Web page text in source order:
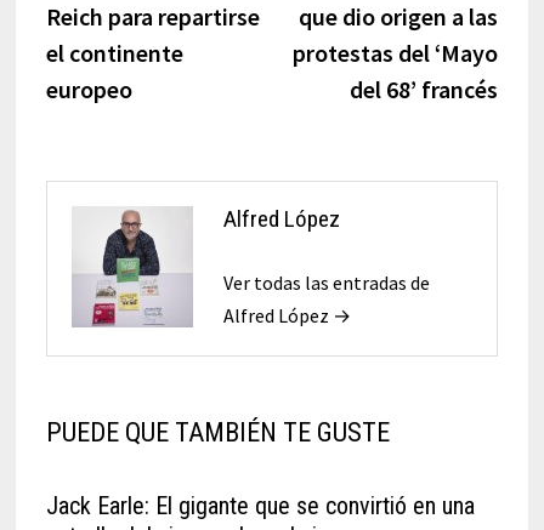
Reich para repartirse
el continente
europeo
que dio origen a las
protestas del ‘Mayo
del 68’ francés
Alfred López
Ver todas las entradas de
Alfred López →
PUEDE QUE TAMBIÉN TE GUSTE
Jack Earle: El gigante que se convirtió en una